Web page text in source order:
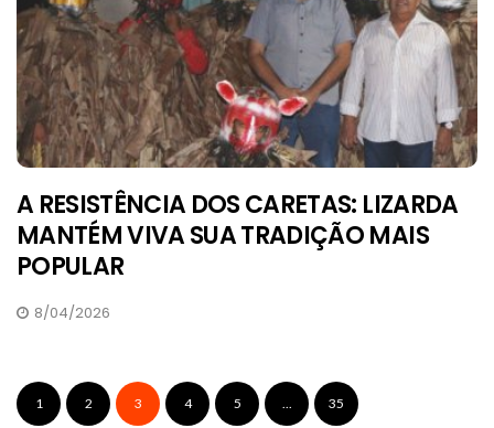
A RESISTÊNCIA DOS CARETAS: LIZARDA
MANTÉM VIVA SUA TRADIÇÃO MAIS
POPULAR
8/04/2026
1 2 3 4 5 35